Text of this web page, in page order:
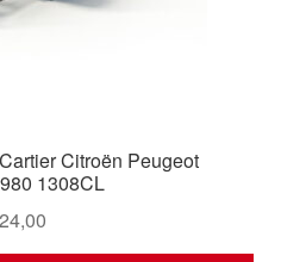
Citroën Peugeot
1308CL